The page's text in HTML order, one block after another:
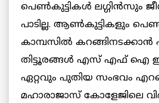
പെണ്‍കുട്ടികള്‍ ലഗ്ഗിന്‍സും
പാടില്ല. ആണ്‍കുട്ടികളും
കാമ്പസില്‍ കറങ്ങിനടക്കാന്‍
തിട്ടൂരങ്ങള്‍ എസ് എഫ് ഐ
ഏറ്റവും പുതിയ സംഭവം
മഹാരാജാസ് കോളേജിലെ